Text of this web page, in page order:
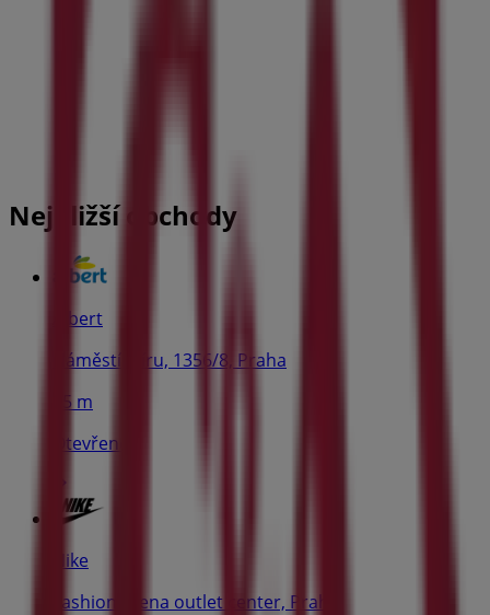
Nejbližší obchody
Albert
Náměstí Míru, 1356/8, Praha
25 m
Otevřeno
Nike
Fashion arena outlet center, Praha